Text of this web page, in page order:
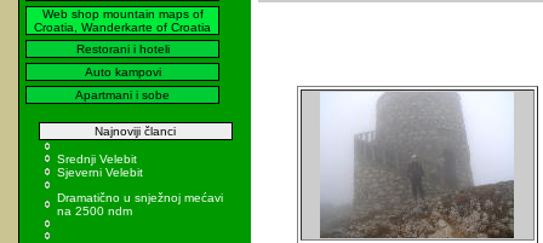
Web shop mountain maps of
Croatia, Wanderkarte of Croatia
Restorani i hoteli
Auto kampovi
Apartmani i sobe
Najnoviji članci
Srednji Velebit
Sjeverni Velebit
Dramatično u snježnoj mećavi
na 2500 ndm